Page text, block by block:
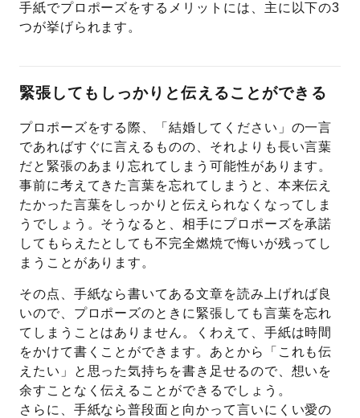
手紙でプロポーズをするメリットには、主に以下の3
つが挙げられます。
緊張してもしっかりと伝えることができる
プロポーズをする際、「結婚してください」の一言
であればすぐに言えるものの、それよりも長い言葉
だと緊張のあまり忘れてしまう可能性があります。
事前に考えてきた言葉を忘れてしまうと、本来伝え
たかった言葉をしっかりと伝えられなくなってしま
うでしょう。そうなると、相手にプロポーズを承諾
してもらえたとしても不完全燃焼で悔いが残ってし
まうことがあります。
その点、手紙なら書いてある文章を読み上げれば良
いので、プロポーズのときに緊張しても言葉を忘れ
てしまうことはありません。くわえて、手紙は時間
をかけて書くことができます。あとから「これも伝
えたい」と思った気持ちを書き足せるので、想いを
余すことなく伝えることができるでしょう。
さらに、手紙なら普段面と向かって言いにくい愛の